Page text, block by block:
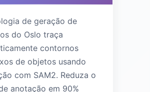
de geração de
do Oslo traça
contornos
de objetos usando
com SAM2. Reduza o
anotação em 90%